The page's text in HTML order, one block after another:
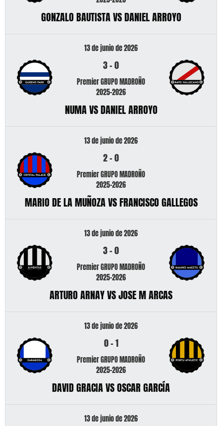
GONZALO BAUTISTA VS DANIEL ARROYO
13 de junio de 2026
3-0
Premier GRUPO MADROÑO
2025-2026
NUMA VS DANIEL ARROYO
13 de junio de 2026
2-0
Premier GRUPO MADROÑO
2025-2026
MARIO DE LA MUÑOZA VS FRANCISCO GALLEGOS
13 de junio de 2026
3-0
Premier GRUPO MADROÑO
2025-2026
ARTURO ARNAY VS JOSE M ARCAS
13 de junio de 2026
0-1
Premier GRUPO MADROÑO
2025-2026
DAVID GRACIA VS OSCAR GARCÍA
13 de junio de 2026